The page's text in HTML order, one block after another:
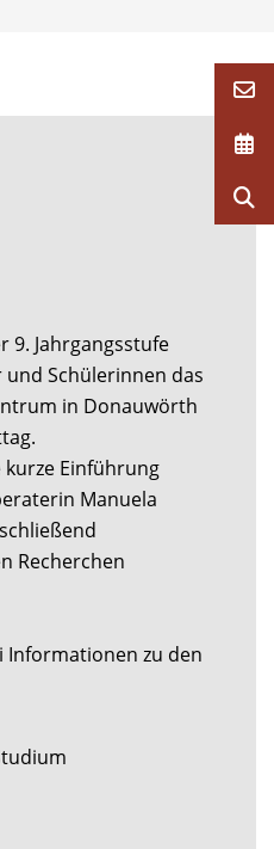
9. Jahrgangsstufe
und Schülerinnen das
in Donauwörth
Einführung
Manuela
Recherchen
Informationen zu den